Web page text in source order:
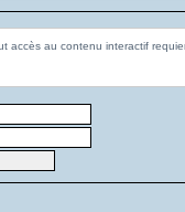
accès au contenu interactif